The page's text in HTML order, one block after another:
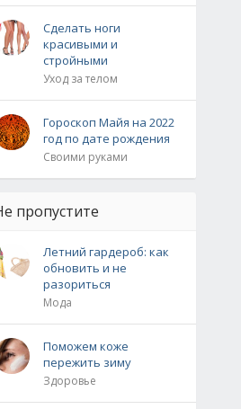
Сделать ноги
красивыми и
стройными
Уход за телом
Гороскоп Майя на 2022
год по дате рождения
Своими руками
пропустите
Летний гардероб: как
обновить и не
разориться
Мода
Поможем коже
пережить зиму
Здоровье